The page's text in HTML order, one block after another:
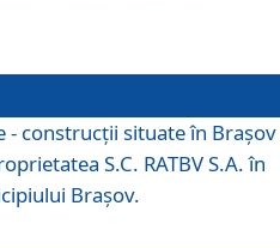
- construcții situate în Brașov
S.C. RATBV S.A. în
Brașov.